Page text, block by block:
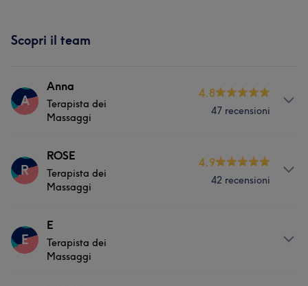
Scopri il team
A
Anna
Terapista dei
Massaggi
4.8
47 recensioni
Servizi
Corpo
Cosa dicono i nostri clienti di Anna
R
ROSE
Terapista dei
Massaggi
4.9
42 recensioni
Servizi
Corpo
E
E
Terapista dei
Massaggi